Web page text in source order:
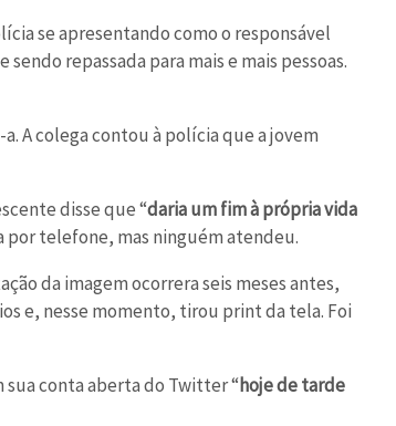
se apresentando como o responsável
repassada para mais e mais pessoas.
A colega contou à polícia que a jovem
disse que “daria um fim à própria vida
por telefone, mas ninguém atendeu.
da imagem ocorrera seis meses antes,
e, nesse momento, tirou print da tela. Foi
sua conta aberta do Twitter “hoje de tarde